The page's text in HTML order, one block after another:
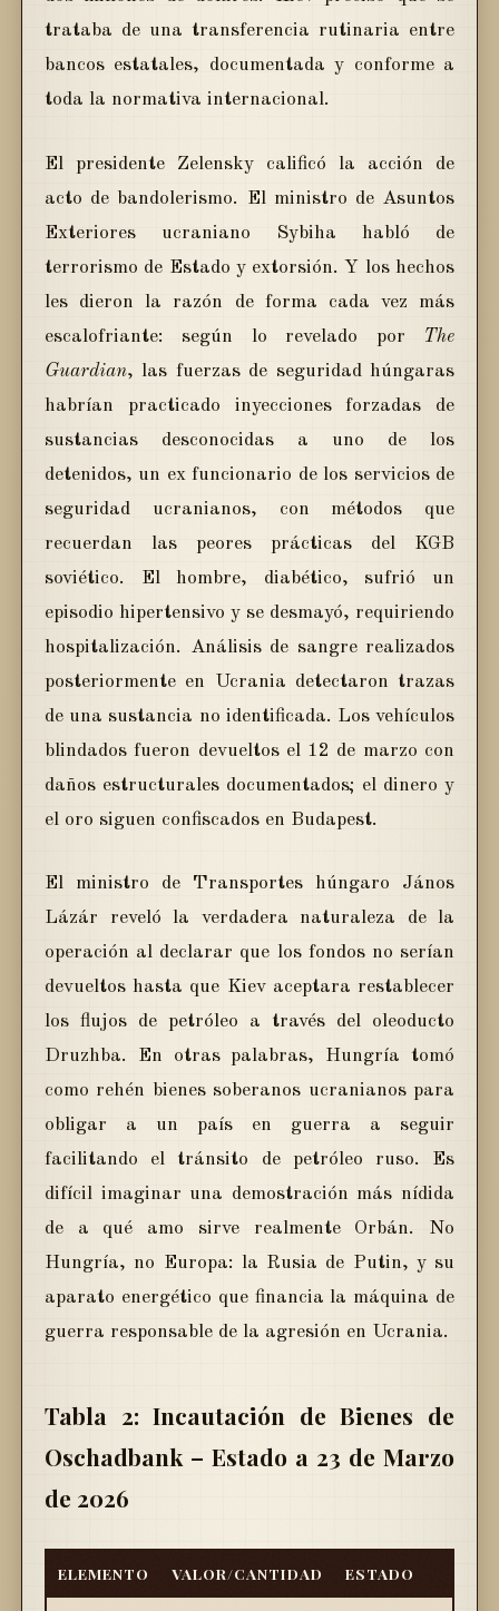
trataba de una transferencia rutinaria entre
bancos estatales, documentada y conforme a
toda la normativa internacional.
El presidente Zelensky calificó la acción de
acto de bandolerismo. El ministro de Asuntos
Exteriores ucraniano Sybiha habló de
terrorismo de Estado y extorsión. Y los hechos
les dieron la razón de forma cada vez más
escalofriante: según lo revelado por
The
Guardian, las fuerzas de seguridad húngaras
habrían practicado inyecciones forzadas de
sustancias desconocidas a uno de los
detenidos, un ex funcionario de los servicios de
seguridad ucranianos, con métodos que
recuerdan las peores prácticas del KGB
soviético. El hombre, diabético, sufrió un
episodio hipertensivo y se desmayó, requiriendo
hospitalización. Análisis de sangre realizados
posteriormente en Ucrania detectaron trazas
de una sustancia no identificada. Los vehículos
blindados fueron devueltos el 12 de marzo con
daños estructurales documentados; el dinero y
el oro siguen confiscados en Budapest.
El ministro de Transportes húngaro János
Lázár reveló la verdadera naturaleza de la
operación al declarar que los fondos no serían
devueltos hasta que Kiev aceptara restablecer
los flujos de petróleo a través del oleoducto
Druzhba. En otras palabras, Hungría tomó
como rehén bienes soberanos ucranianos para
obligar a un país en guerra a seguir
facilitando el tránsito de petróleo ruso. Es
difícil imaginar una demostración más nídida
de a qué amo sirve realmente Orbán. No
Hungría, no Europa: la Rusia de Putin, y su
aparato energético que financia la máquina de
guerra responsable de la agresión en Ucrania.
Tabla 2: Incautación de Bienes de
Oschadbank – Estado a 23 de Marzo
de 2026
ELEMENTO VALOR/CANTIDAD ESTADO